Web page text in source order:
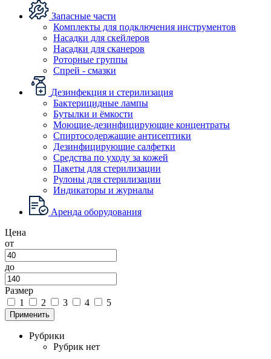
Запасные части
Комплекты для подключения инструментов
Насадки для скейлеров
Насадки для сканеров
Роторные группы
Спрей - смазки
Дезинфекция и стерилизация
Бактерицидные лампы
Бутылки и ёмкости
Моющие-дезинфицирующие концентраты
Спиртосодержащие антисептики
Дезинфицирующие салфетки
Средства по уходу за кожей
Пакеты для стерилизации
Рулоны для стерилизации
Индикаторы и журналы
Аренда оборудования
Цена
от
до
Размер
1
2 3 4 5
Применить
Рубрики
Рубрик нет